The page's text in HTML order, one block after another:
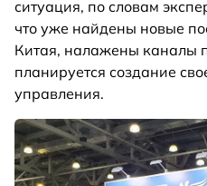
ситуация, по словам
что уже найдены новые
Китая, налажены каналы
планируется создание
управления.